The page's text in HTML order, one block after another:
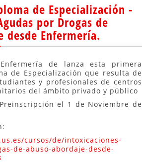
de Especialización -
por Drogas de
desde Enfermería.
de lanza esta primera
de Especialización que resulta de
y profesionales de centros
del ámbito privado y público
el 1 de Noviembre de
cursos/de/intoxicaciones-
de-abuso-abordaje-desde-